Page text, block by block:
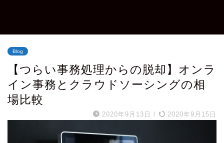
Blog
【つらい事務処理からの脱却】オンラ
イン事務とクラウドソーシングの相
場比較
2020年9月13日 / 2020年9月15日